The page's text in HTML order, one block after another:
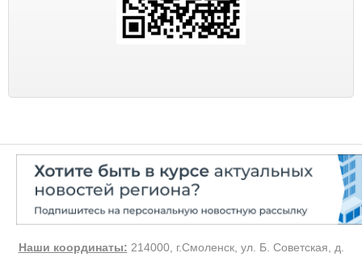
Наши координаты: 214000, г.Смоленск, ул. Б. Советская, д.